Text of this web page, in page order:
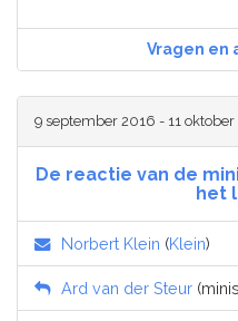
Vragen en
9 september 2016 - 11 oktober
De reactie van de
het
Norbert Klein (Klein)
Ard van der Steur